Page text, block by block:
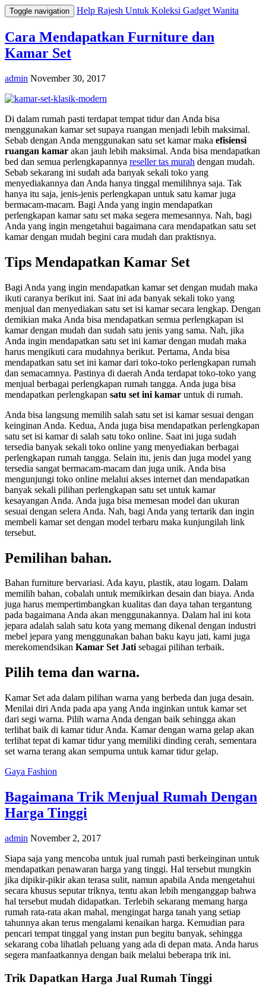
Toggle navigation Help Rajesh Untuk Koleksi Gadget Wanita
Cara Mendapatkan Furniture dan
Kamar Set
admin November 30, 2017
Di dalam rumah pasti terdapat tempat tidur dan Anda bisa
menggunakan kamar set supaya ruangan menjadi lebih maksimal.
Sebab dengan Anda menggunakan satu set kamar maka efisiensi
ruangan kamar akan jauh lebih maksimal. Anda bisa mendapatkan
bed dan semua perlengkapannya reseller tas murah dengan mudah.
Sebab sekarang ini sudah ada banyak sekali toko yang
menyediakannya dan Anda hanya tinggal memilihnya saja. Tak
hanya itu saja, jenis-jenis perlengkapan untuk satu kamar juga
bermacam-macam. Bagi Anda yang ingin mendapatkan
perlengkapan kamar satu set maka segera memesannya. Nah, bagi
Anda yang ingin mengetahui bagaimana cara mendapatkan satu set
kamar dengan mudah begini cara mudah dan praktisnya.
Tips Mendapatkan Kamar Set
Bagi Anda yang ingin mendapatkan kamar set dengan mudah maka
ikuti caranya berikut ini. Saat ini ada banyak sekali toko yang
menjual dan menyediakan satu set isi kamar secara lengkap. Dengan
demikian maka Anda bisa mendapatkan semua perlengkapan isi
kamar dengan mudah dan sudah satu jenis yang sama. Nah, jika
Anda ingin mendapatkan satu set ini kamar dengan mudah maka
harus mengikuti cara mudahnya berikut. Pertama, Anda bisa
mendapatkan satu set ini kamar dari toko-toko perlengkapan rumah
dan semacamnya. Pastinya di daerah Anda terdapat toko-toko yang
menjual berbagai perlengkapan rumah tangga. Anda juga bisa
mendapatkan perlengkapan satu set ini kamar untuk di rumah.
Anda bisa langsung memilih salah satu set isi kamar sesuai dengan
keinginan Anda. Kedua, Anda juga bisa mendapatkan perlengkapan
satu set isi kamar di salah satu toko online. Saat ini juga sudah
tersedia banyak sekali toko online yang menyediakan berbagai
perlengkapan rumah tangga. Selain itu, jenis dan juga model yang
tersedia sangat bermacam-macam dan juga unik. Anda bisa
mengunjungi toko online melalui akses internet dan mendapatkan
banyak sekali pilihan perlengkapan satu set untuk kamar
kesayangan Anda. Anda juga bisa memesan model dan ukuran
sesuai dengan selera Anda. Nah, bagi Anda yang tertarik dan ingin
membeli kamar set dengan model terbaru maka kunjungilah link
tersebut.
Pemilihan bahan.
Bahan furniture bervariasi. Ada kayu, plastik, atau logam. Dalam
memilih bahan, cobalah untuk memikirkan desain dan biaya. Anda
juga harus mempertimbangkan kualitas dan daya tahan tergantung
pada bagaimana Anda akan menggunakannya. Dalam hal ini kota
jepara adalah salah satu kota yang memang dikenal dengan industri
mebel jepara yang menggunakan bahan baku kayu jati, kami juga
merekomendsikan Kamar Set Jatisebagai pilihan terbaik.
Pilih tema dan warna.
Kamar Set ada dalam pilihan warna yang berbeda dan juga desain.
Menilai diri Anda pada apa yang Anda inginkan untuk kamar set
dari segi warna. Pilih warna Anda dengan baik sehingga akan
terlihat baik di kamar tidur Anda. Kamar dengan warna gelap akan
terlihat tepat di kamar tidur yang memiliki dinding cerah, sementara
set warna terang akan sempurna untuk kamar tidur gelap.
Gaya Fashion
Bagaimana Trik Menjual Rumah Dengan
Harga Tinggi
admin November 2, 2017
Siapa saja yang mencoba untuk jual rumah pasti berkeinginan untuk
mendapatkan penawaran harga yang tinggi. Hal tersebut mungkin
jika dipikir-pikir akan terasa sulit, namun apabila Anda mengetahui
secara khusus seputar triknya, tentu akan lebih menganggap bahwa
hal tersebut mudah didapatkan. Terlebih sekarang memang harga
rumah rata-rata akan mahal, mengingat harga tanah yang setiap
tahunnya akan terus mengalami kenaikan harga. Kemudian para
pencari tempat tinggal yang instan pun begitu banyak, sehingga
sekarang coba lihatlah peluang yang ada di depan mata. Anda harus
segera manfaatkannya dengan baik melalui beberapa trik ini.
Trik Dapatkan Harga Jual Rumah Tinggi